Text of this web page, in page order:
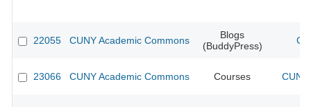
22055 CUNY Academic Commons
Blogs
(BuddyPress)
23066 CUNY Academic Commons Courses